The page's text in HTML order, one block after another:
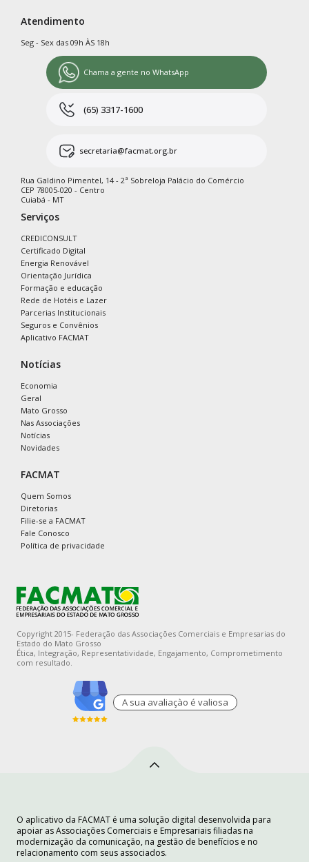
Atendimento
Seg - Sex das 09h ÀS 18h
Chama a gente no WhatsApp
(65) 3317-1600
secretaria@facmat.org.br
Rua Galdino Pimentel, 14 - 2ª Sobreloja Palácio do Comércio
CEP 78005-020 - Centro
Cuiabá - MT
Serviços
CREDICONSULT
Certificado Digital
Energia Renovável
Orientação Jurídica
Formação e educação
Rede de Hotéis e Lazer
Parcerias Institucionais
Seguros e Convênios
Aplicativo FACMAT
Notícias
Economia
Geral
Mato Grosso
Nas Associações
Notícias
Novidades
FACMAT
Quem Somos
Diretorias
Filie-se a FACMAT
Fale Conosco
Política de privacidade
Copyright 2015- Federação das Associações Comerciais e Empresarias do
Estado do Mato Grosso
Ética, Integração, Representatividade, Engajamento, Comprometimento
com resultado.
A sua avaliaçào é valiosa
O aplicativo da FACMAT é uma solução digital desenvolvida para
apoiar as Associações Comerciais e Empresariais filiadas na
modernização da comunicação, na gestão de benefícios e no
relacionamento com seus associados.